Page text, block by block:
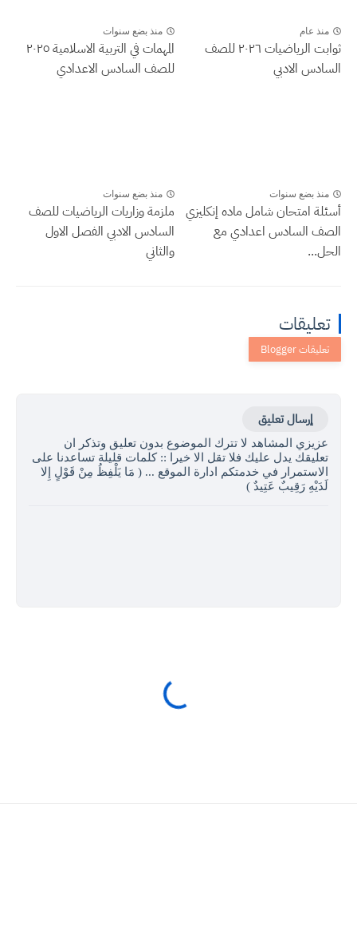
منذ عام
ثوابت الرياضيات ٢٠٢٦ للصف
السادس الادبي
منذ بضع سنوات
المهمات في التربية الاسلامية ٢٠٢٥
للصف السادس الاعدادي
منذ بضع سنوات
أسئلة امتحان شامل ماده إنكليزي
الصف السادس اعدادي مع
الحل...
منذ بضع سنوات
ملزمة وزاريات الرياضيات للصف
السادس الادبي الفصل الاول
والثاني
تعليقات
إرسال تعليق
عزيزي المشاهد لا تترك الموضوع بدون تعليق وتذكر ان
تعليقك يدل عليك فلا تقل الا خيرا :: كلمات قليلة تساعدنا على
الاستمرار في خدمتكم ادارة الموقع ... ( مَا يَلْفِظُ مِنْ قَوْلٍ إِلا
لَدَيْهِ رَقِيبٌ عَتِيدٌ )